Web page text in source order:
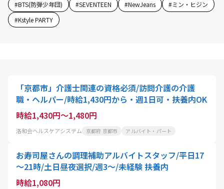
#BTS(防弾少年団) #SEVENTEEN #NewJeans #ミン・ヒジン
#Kstyle PARTY
「京都市」介護士関連の資格必須/訪問介護の介護
職・ヘルパー/時給1,430円から・週1日可・扶養内OK
時給1,430円～1,480円
洛和会ヘルスケアシステム 京都府 京都市 アルバイト・パート
お寿司屋さんの調理補助アルバイトスタッフ/平日17
～21時/土日昼夜選択/週3～/未経験 扶養内
時給1,080円